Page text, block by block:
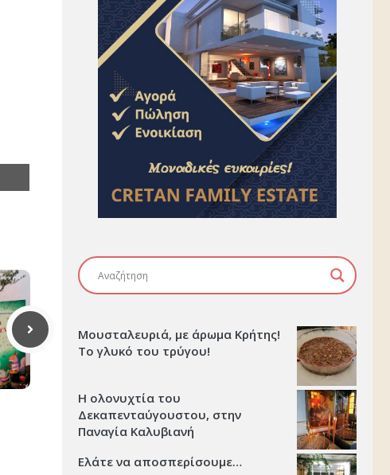
Μουσταλευριά, με άρωμα Κρήτης!
Το γλυκό του τρύγου!
Η ολονυχτία του
Δεκαπενταύγουστου, στην
Παναγία Καλυβιανή
Ελάτε να αποσπερίσουμε…